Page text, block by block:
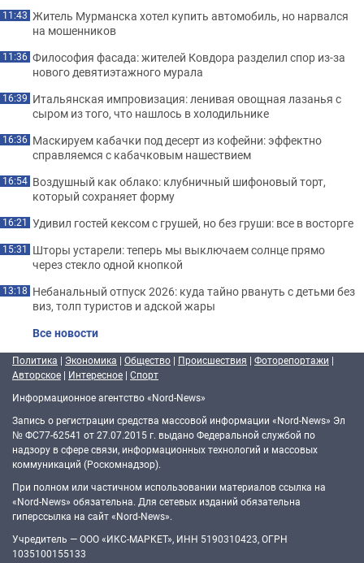
11:43 Житель Мурманска хотел купить автомобиль, но нарвался
на мошенников
11:36 Философия фасада: жителей Ковдора разделил спор из-за
нового девятиэтажного мурала
16:39 Итальянская импровизация: ленивая овощная лазанья с
сыром из того, что нашлось в холодильнике
16:36 Маскируем кабачки под десерт из кофейни: эффектно
справляемся с кабачковым нашествием
16:54 Воздушный как облако: клубничный шифоновый торт,
который сохраняет форму
16:21 Удивил гостей кексом с грушей, но без груши: все в восторге
15:31 Шторы устарели: теперь мы выключаем солнце прямо
через стекло одной кнопкой
13:18 Небанальный отпуск 2026: куда тайно рвануть с детьми без
виз, толп туристов и адской жары
Все новости
Политика | Экономика | Общество | Происшествия | Фоторепортажи |
Авторское | Интересное | Спорт
Информационное агентство «Nord-News»
Запись о регистрации средства массовой информации «Nord-News» Эл
№ ФС77-62541 от 27.07.2015 г. выдано Федеральной службой по
надзору в сфере связи, информационных технологий и массовых
коммуникаций (Роскомнадзор).
При полном или частичном использовании материалов ссылка на
«Nord-News» обязательна. Для сетевых изданий обязательна
гиперссылка на сайт «Nord-News».
Учредитель — ООО «ИКС-МАРКЕТ», ИНН 5190310423, ОГРН
1035100155133